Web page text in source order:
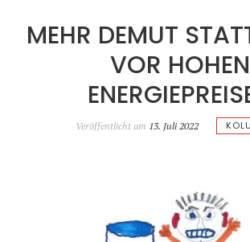
MEHR DEMUT
VOR HOHEN
Veröffentlicht am 13. Juli 2022